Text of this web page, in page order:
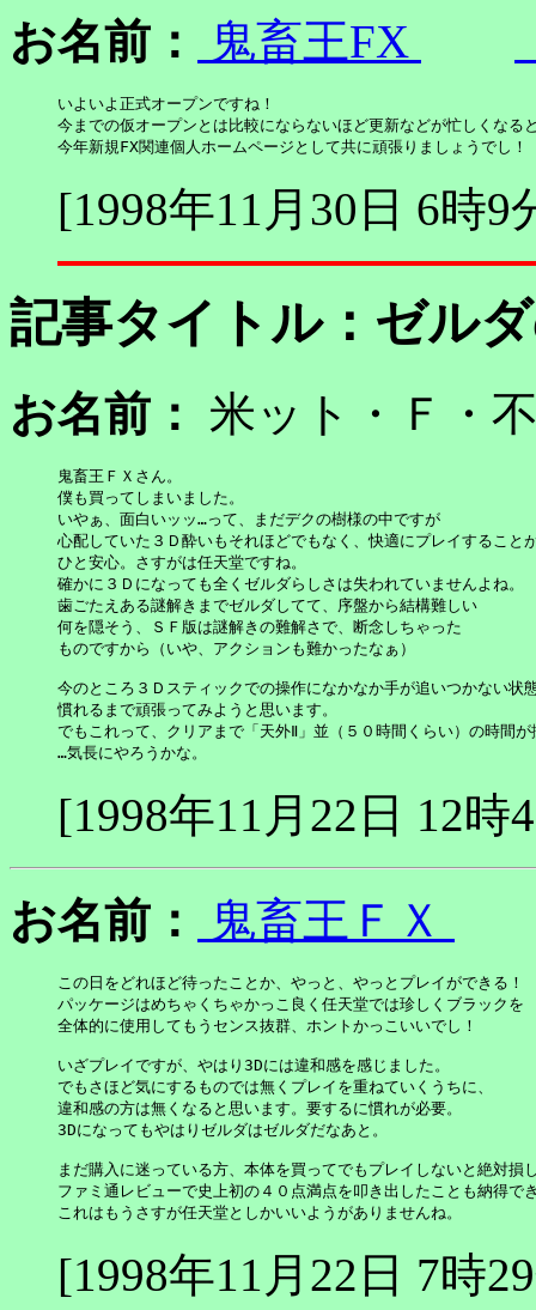
お名前： 鬼畜王FX
いよいよ正式オープンですね！
今までの仮オープンとは比較にならないほど更新などが忙しくなる
今年新規FX関連個人ホームページとして共に頑張りましょうでし！
[1998年11月30日 6時9
記事タイトル： ゼル
お名前： 米ット・Ｆ
鬼畜王ＦＸさん。
僕も買ってしまいました。
いやぁ、面白いッッ…って、まだデクの樹様の中ですが
心配していた３Ｄ酔いもそれほどでもなく、快適にプレイすること
ひと安心。さすがは任天堂ですね。
確かに３Ｄになっても全くゼルダらしさは失われていませんよね。
歯ごたえある謎解きまでゼルダしてて、序盤から結構難しい
何を隠そう、ＳＦ版は謎解きの難解さで、断念しちゃった
ものですから（いや、アクションも難かったなぁ）
今のところ３Ｄスティックでの操作になかなか手が追いつかない状
慣れるまで頑張ってみようと思います。
でもこれって、クリアまで「天外Ⅱ」並（５０時間くらい）の時間
…気長にやろうかな。
[1998年11月22日 12時
お名前： 鬼畜王ＦＸ
この日をどれほど待ったことか、やっと、やっとプレイができる！
パッケージはめちゃくちゃかっこ良く任天堂では珍しくブラックを
全体的に使用してもうセンス抜群、ホントかっこいいでし！
いざプレイですが、やはり3Dには違和感を感じました。
でもさほど気にするものでは無くプレイを重ねていくうちに、
違和感の方は無くなると思います。要するに慣れが必要。
3Dになってもやはりゼルダはゼルダだなあと。
まだ購入に迷っている方、本体を買ってでもプレイしないと絶対損
ファミ通レビューで史上初の４０点満点を叩き出したことも納得で
これはもうさすが任天堂としかいいようがありませんね。
[1998年11月22日 7時